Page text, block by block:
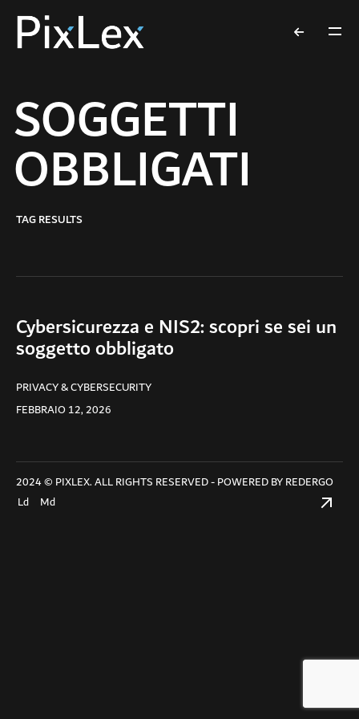
SOGGETTI
OBBLIGATI
TAG RESULTS
Cybersicurezza e NIS2: scopri se sei un
soggetto obbligato
PRIVACY & CYBERSECURITY
FEBBRAIO 12, 2026
2024 © PIXLEX. ALL RIGHTS RESERVED - POWERED BYREDERGO
Ld
Md